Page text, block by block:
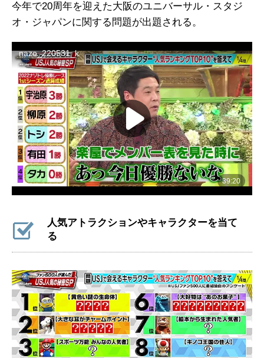
今年で20周年を迎えた大阪のユニバーサル・スタジ
オ・ジャパンに関する問題が出題される。
人気アトラクションやキャラクターを当て
る